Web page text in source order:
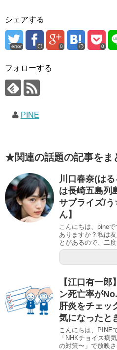
シェアする
error 0 0
フォローする
PINE
★関連の話題の記事をま
川口春奈(は
は長崎五島列
サプライズ/
ん】
こんにちは、pine
ありますか？私は
とがあるので、二
【江口有一
ン死亡率が
肝炎をチェッ
気になったと
こんにちは、PINE
「NHKチョイス病
の対策〜」で放映